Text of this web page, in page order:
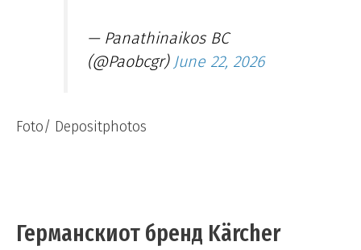
— Panathinaikos BC
(@Paobcgr) June 22, 2026
Foto/ Depositphotos
Германскиот бренд Kärcher